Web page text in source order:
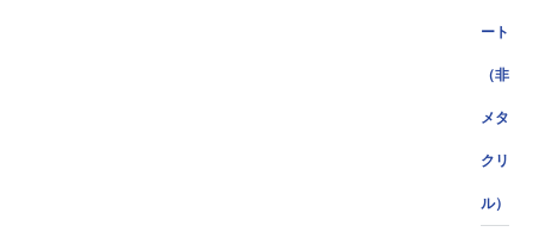
ート
（非
メタ
クリ
ル）